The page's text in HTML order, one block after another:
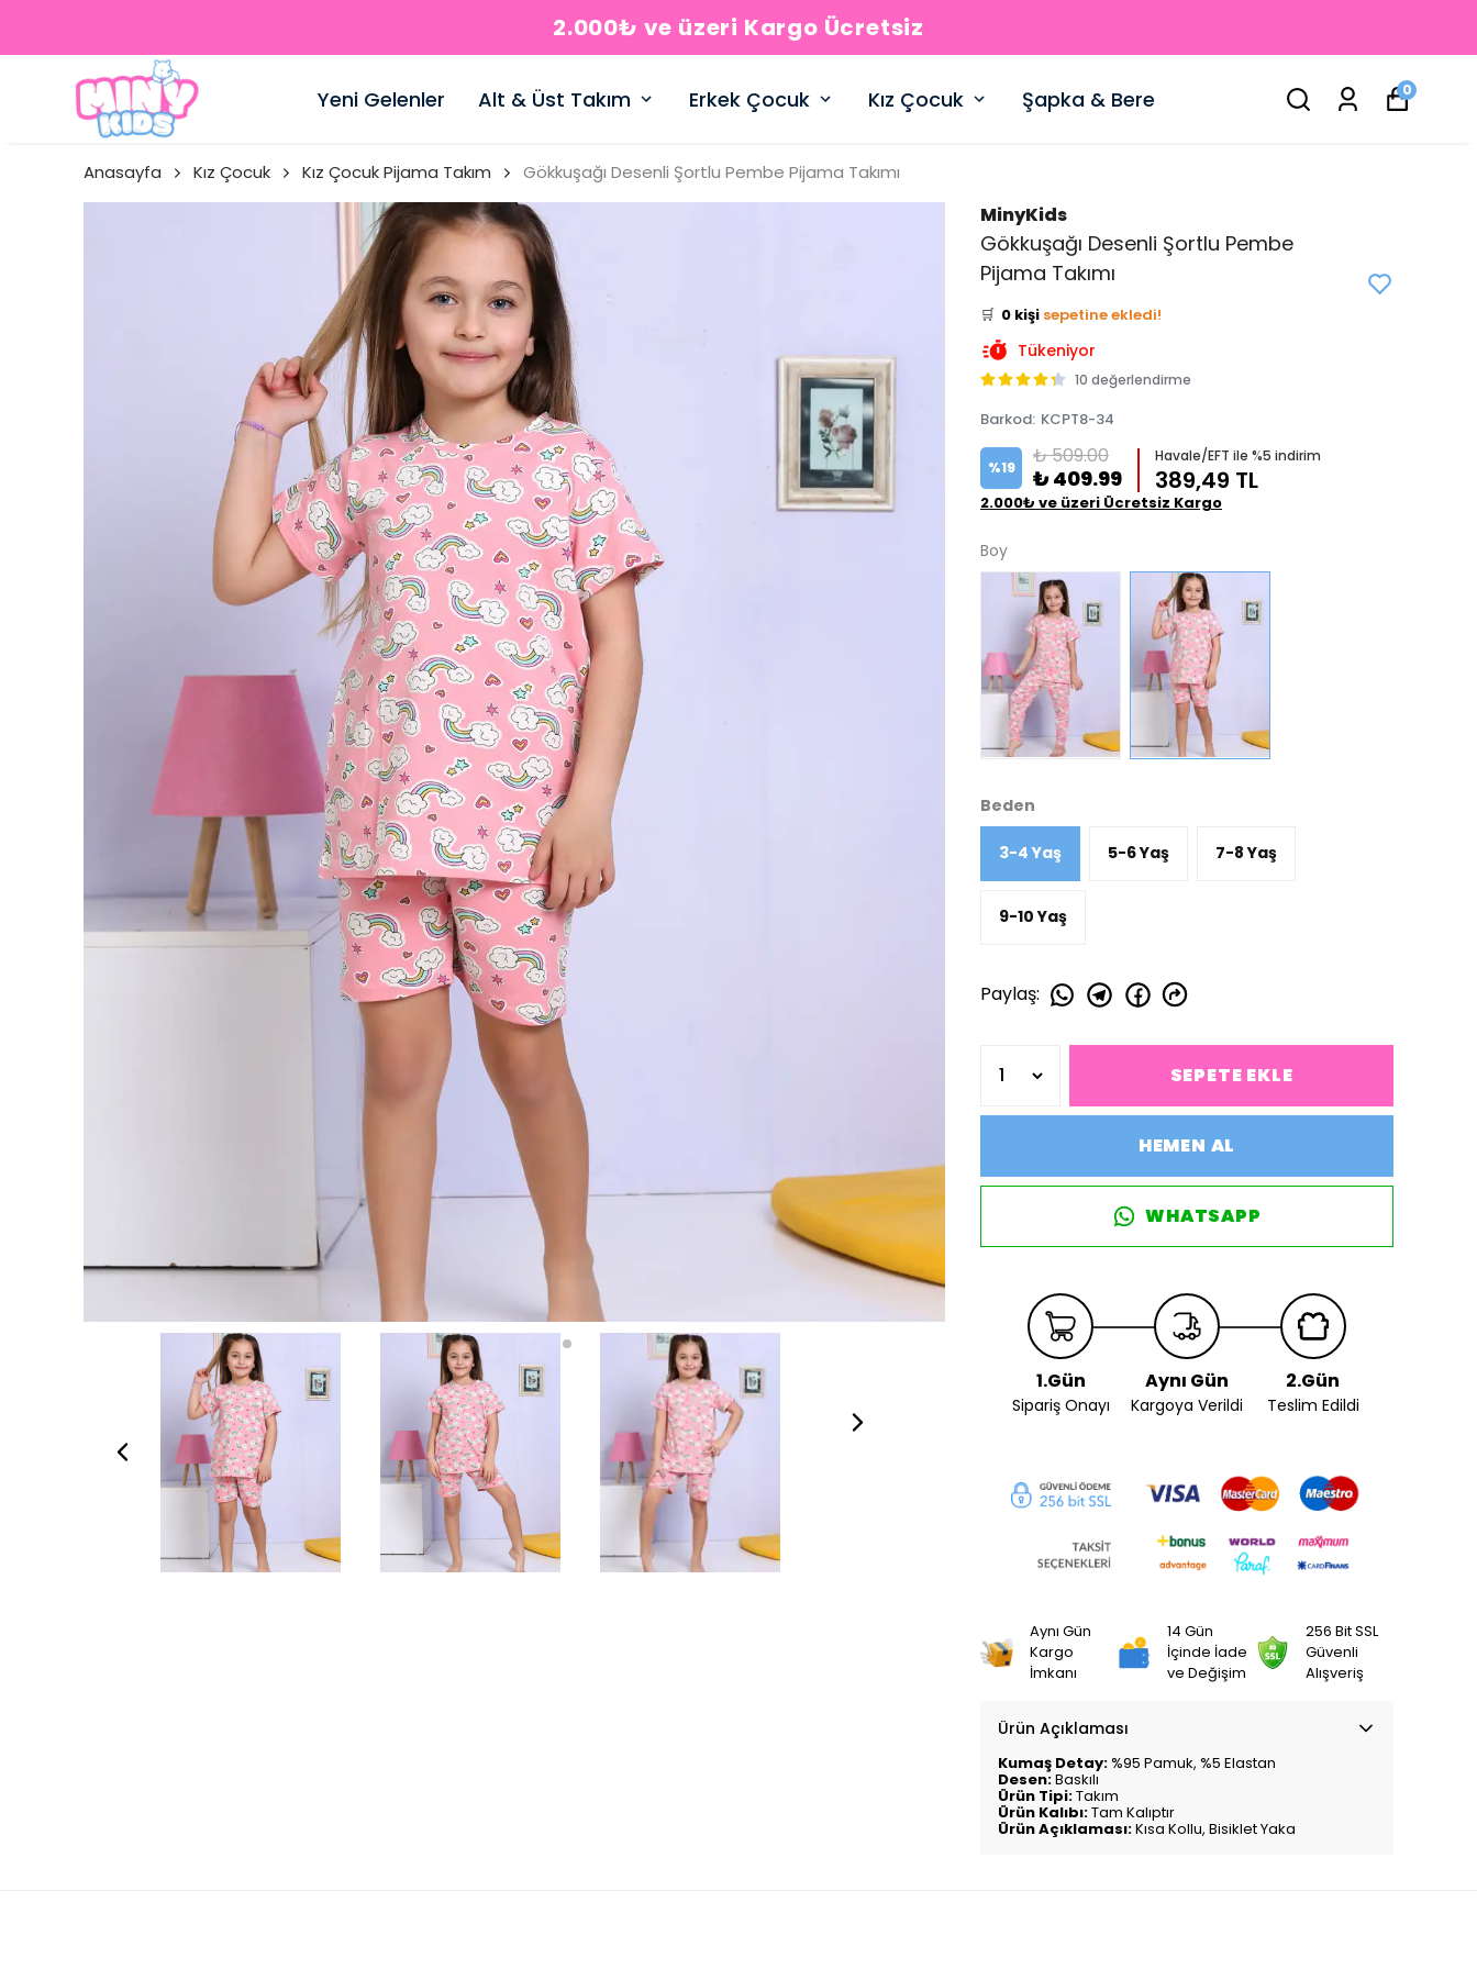
2.000₺ ve üzeri Kargo Ücretsiz
Yeni Gelenler Alt & Üst Takım Erkek Çocuk Kız Çocuk Şapka & Bere 0
Anasayfa Kız Çocuk Kız Çocuk Pijama Takım Gökkuşağı Desenli Şortlu Pembe Pijama Takımı
MinyKids
Gökkuşağı Desenli Şortlu Pembe
Pijama Takımı
👀 4 kişi
Bu ürünü
🛒 0 kişi sepetine ekledi!
✅ Bugün 0 adet
Tükeniyor
10 değerlendirme
Barkod: KCPT8-34
%19 ₺ 509.00
₺ 409.99
Havale/EFT ile %5 indirim
389,49 TL
2.000₺ ve üzeri Ücretsiz Kargo
Boy
Beden
3-4 Yaş 5-6 Yaş 7-8 Yaş
9-10 Yaş
Paylaş:
SEPETE EKLE
HEMEN AL
WHATSAPP
1.Gün
Sipariş Onayı
Aynı Gün
Kargoya Verildi
2.Gün
Teslim Edildi
Aynı Gün
Kargo
İmkanı
14 Gün
İçinde İade
ve Değişim
256 Bit SSL
Güvenli
Alışveriş
Ürün Açıklaması
Kumaş Detay:%95 Pamuk, %5 Elastan
Desen:Baskılı
Ürün Tipi:Takım
Ürün Kalıbı:Tam Kalıptır
Ürün Açıklaması:Kısa Kollu, Bisiklet Yaka